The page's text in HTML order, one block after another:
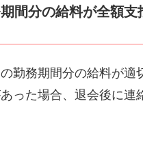
間分の給料が全額
勤務期間分の給料が
った場合、退会後に連